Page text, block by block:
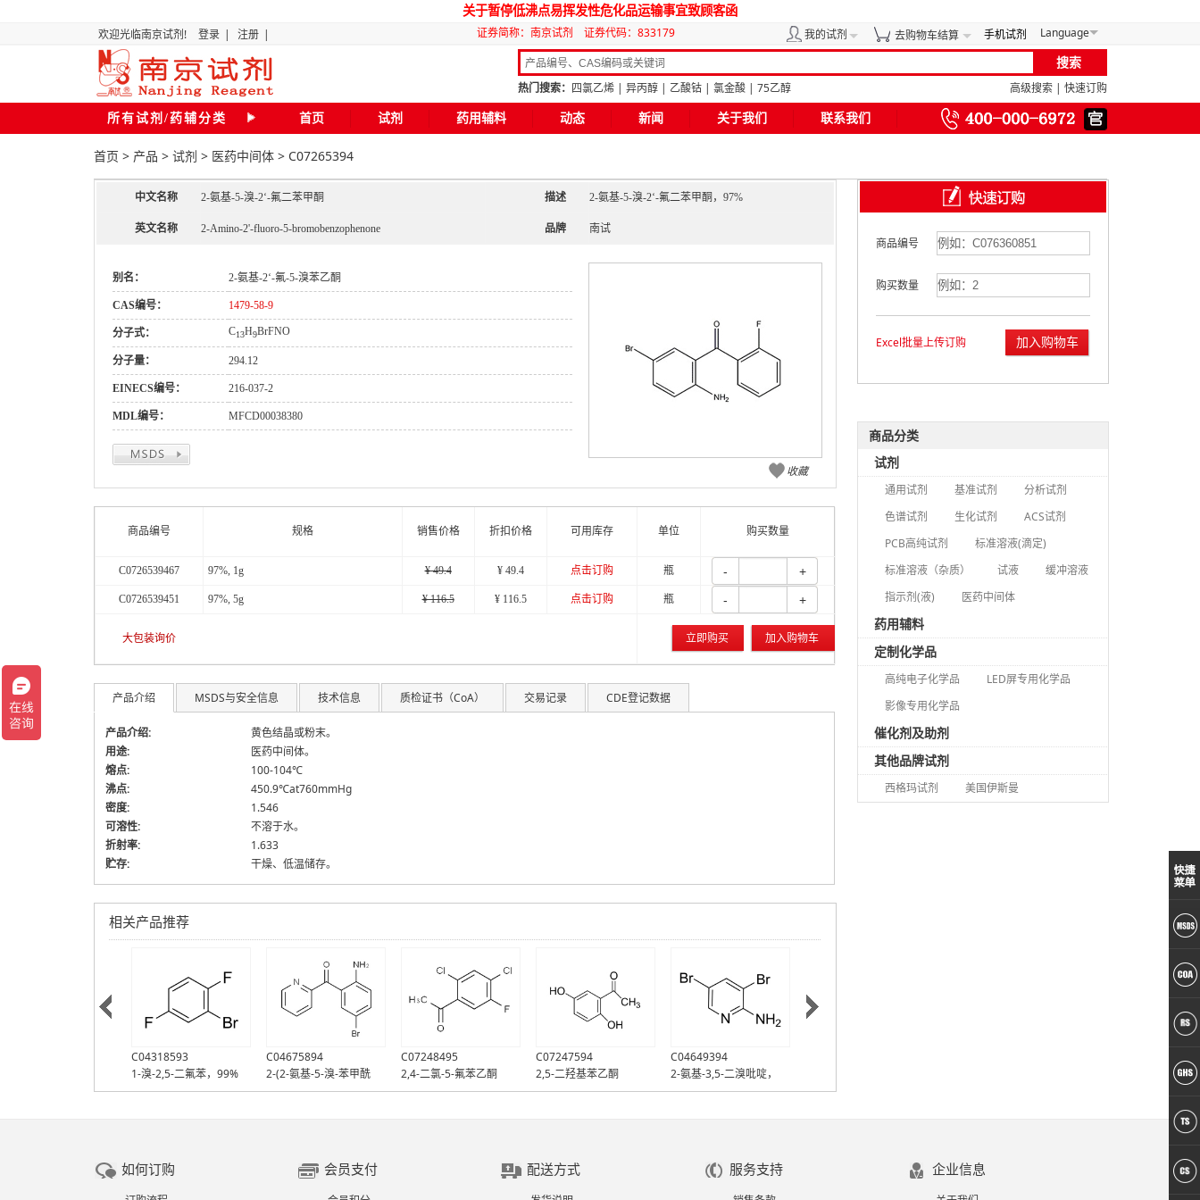
关于暂停低沸点易挥发性危化品运输事宜致顾客函
封口用扎带样式变更告知函
药用乙酸乙酯有效期延长告知函
25L镀锌桶新增两家供应商告知函
产品标签信息变更告知函
企业质量信用报告
化学试剂产品质量标准变更告知函
封口用扎带样式变更告知函
L（+）-酒石酸有效期延长变更告知函
2025版药典实施告知函
2024南京化学试剂企业质量信用报告，详情请点击
南京试剂琥珀酸和乙二胺获CDE平台关联公示，详情请点击......
丙酮（EP）质量标准变更告知函
欢迎光临南京试剂! 登录 | 注册 | 证券简称：南京试剂 证券代码：833179 我的试剂 去购物车结算 手机试剂 Language
热门搜索： 四氯乙烯| 异丙醇| 乙酸钴| 氯金酸| 75乙醇 高级搜索| 快速订购
所有试剂/药辅分类 首页 试剂 药用辅料 动态 新闻 关于我们 联系我们
首页 > 产品 > 试剂 > 医药中间体> C07265394
中文名称 2-氨基-5-溴-2‘-氟二苯甲酮 描述 2-氨基-5-溴-2‘-氟二苯甲酮，97%
英文名称 2-Amino-2'-fluoro-5-bromobenzophenone 品牌 南试
别名： 2-氨基-2‘-氟-5-溴苯乙酮
CAS编号： 1479-58-9
分子式： C13H9BrFNO
分子量： 294.12
EINECS编号： 216-037-2
MDL编号： MFCD00038380
收藏
商品编号 规格 销售价格 折扣价格 可用库存 单位 购买数量
C0726539467 97%, 1g ¥ 49.4 ¥ 49.4 点击订购 瓶 - +
C0726539451 97%, 5g ¥ 116.5 ¥ 116.5 点击订购 瓶 - +
大包装询价 立即购买 加入购物车
产品介绍 MSDS与安全信息 技术信息 质检证书（CoA） 交易记录 CDE登记数据
产品介绍:
黄色结晶或粉末。
用途:
医药中间体。
熔点:
100-104℃
沸点:
450.9℃at760mmHg
密度:
1.546
可溶性:
不溶于水。
折射率:
1.633
贮存:
干燥、低温储存。
相关产品推荐
C04318593
1-溴-2,5-二氟苯，99%
（GC）
C04675894
2-(2-氨基-5-溴-苯甲酰
基)吡啶，98%
C07248495
2,4-二氯-5-氟苯乙酮
C07247594
2,5-二羟基苯乙酮
C04649394
2-氨基-3,5-二溴吡啶，
98%（GC)
酮，97%
2-氨基-5-氯二苯甲酮，
商品编号
购买数量
Excel批量上传订购 加入购物车
商品分类
试剂
通用试剂 基准试剂
分析试剂
色谱试剂
生化试剂
ACS试剂
PCB高纯试剂
标准溶液(滴定)
标准溶液（杂质）
试液
缓冲溶液
指示剂(液)
医药中间体
药用辅料
定制化学品
高纯电子化学品
LED屏专用化学品
影像专用化学品
催化剂及助剂
其他品牌试剂
西格玛试剂 美国伊斯曼
如何订购 会员支付 配送方式 服务支持 企业信息
索
COA
索
险和
全代
害和
护代
术支